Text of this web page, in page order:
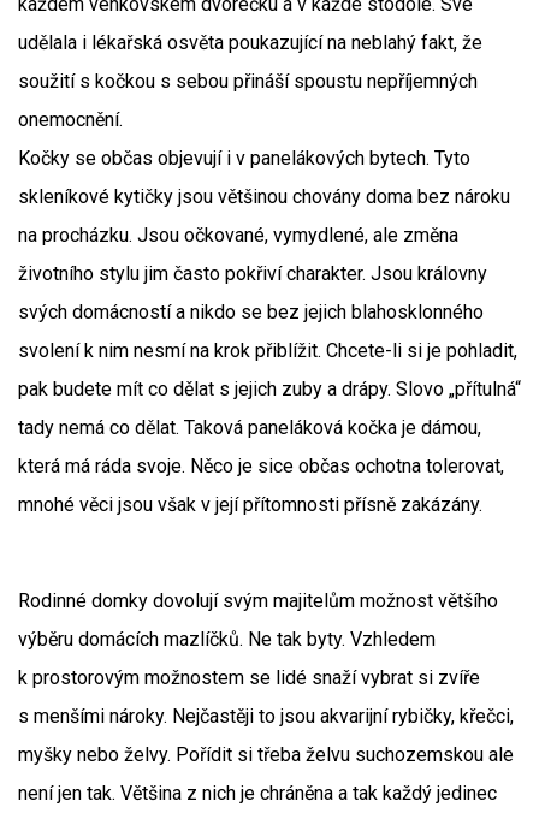
udělala i lékařská osvěta poukazující na neblahý fakt, že
soužití s kočkou s sebou přináší spoustu nepříjemných
onemocnění.
Kočky se občas objevují i v panelákových bytech. Tyto
skleníkové kytičky jsou většinou chovány doma bez nároku
na procházku. Jsou očkované, vymydlené, ale změna
životního stylu jim často pokřiví charakter. Jsou královny
svých domácností a nikdo se bez jejich blahosklonného
svolení k nim nesmí na krok přiblížit. Chcete-li si je pohladit,
pak budete mít co dělat s jejich zuby a drápy. Slovo „přítulná“
tady nemá co dělat. Taková paneláková kočka je dámou,
která má ráda svoje. Něco je sice občas ochotna tolerovat,
mnohé věci jsou však v její přítomnosti přísně zakázány.
Rodinné domky dovolují svým majitelům možnost většího
výběru domácích mazlíčků. Ne tak byty. Vzhledem
k prostorovým možnostem se lidé snaží vybrat si zvíře
s menšími nároky. Nejčastěji to jsou akvarijní rybičky, křečci,
myšky nebo želvy. Pořídit si třeba želvu suchozemskou ale
není jen tak. Většina z nich je chráněna a tak každý jedinec